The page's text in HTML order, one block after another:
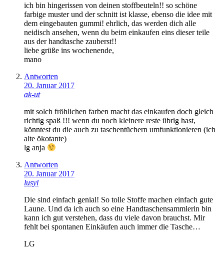
ich bin hingerissen von deinen stoffbeuteln!! so schöne
farbige muster und der schnitt ist klasse, ebenso die idee mit
dem eingebauten gummi! ehrlich, das werden dich alle
neidisch ansehen, wenn du beim einkaufen eins dieser teile
aus der handtasche zauberst!!
liebe grüße ins wochenende,
mano
Antworten
20. Januar 2017
ak-ut
mit solch fröhlichen farben macht das einkaufen doch gleich
richtig spaß !!! wenn du noch kleinere reste übrig hast,
könntest du die auch zu taschentüchern umfunktionieren (ich
alte ökotante)
lg anja
Antworten
20. Januar 2017
lusyl
Die sind einfach genial! So tolle Stoffe machen einfach gute
Laune. Und da ich auch so eine Handtaschensammlerin bin
kann ich gut verstehen, dass du viele davon brauchst. Mir
fehlt bei spontanen Einkäufen auch immer die Tasche…
LG